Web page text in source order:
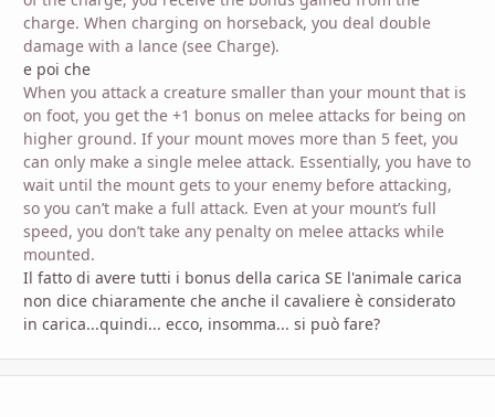
charge. When charging on horseback, you deal double
damage with a lance (see Charge).
e poi che
When you attack a creature smaller than your mount that is
on foot, you get the +1 bonus on melee attacks for being on
higher ground. If your mount moves more than 5 feet, you
can only make a single melee attack. Essentially, you have to
wait until the mount gets to your enemy before attacking,
so you can’t make a full attack. Even at your mount’s full
speed, you don’t take any penalty on melee attacks while
mounted.
Il fatto di avere tutti i bonus della carica SE l'animale carica
non dice chiaramente che anche il cavaliere è considerato
in carica...quindi... ecco, insomma... si può fare?